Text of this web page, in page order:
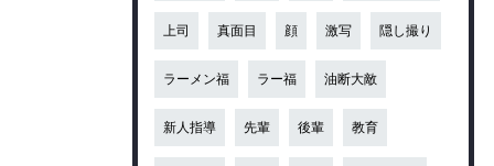
上司 真面目 顔 激写 隠し撮り
ラーメン福 ラー福 油断大敵
新人指導 先輩 後輩 教育